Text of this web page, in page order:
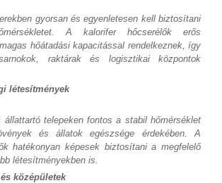
gyorsan és egyenletesen kell biztosítani
A kalorifer hőcserélők erős
hőátadási kapacitással rendelkeznek, így
raktárak és logisztikai központok
létesítmények
állattartó telepeken fontos a stabil hőmérséklet
és állatok egészsége érdekében. A
hatékonyan képesek biztosítani a megfelelő
létesítményekben is.
középületek